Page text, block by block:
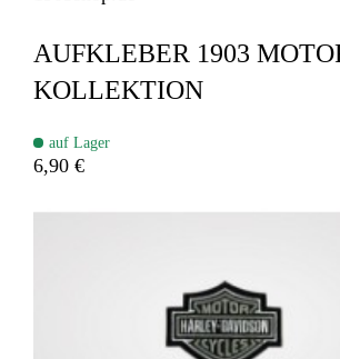
AUFKLEBER 1903
KOLLEKTION
auf Lager
6,90 €